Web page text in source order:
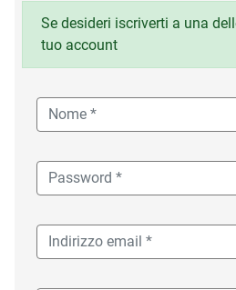
Se desideri iscriverti a una
tuo account